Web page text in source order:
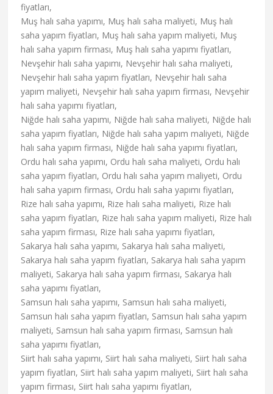
fiyatları,
Muş halı saha yapımı, Muş halı saha maliyeti, Muş halı
saha yapım fiyatları, Muş halı saha yapım maliyeti, Muş
halı saha yapım firması, Muş halı saha yapımı fiyatları,
Nevşehir halı saha yapımı, Nevşehir halı saha maliyeti,
Nevşehir halı saha yapım fiyatları, Nevşehir halı saha
yapım maliyeti, Nevşehir halı saha yapım firması, Nevşehir
halı saha yapımı fiyatları,
Niğde halı saha yapımı, Niğde halı saha maliyeti, Niğde halı
saha yapım fiyatları, Niğde halı saha yapım maliyeti, Niğde
halı saha yapım firması, Niğde halı saha yapımı fiyatları,
Ordu halı saha yapımı, Ordu halı saha maliyeti, Ordu halı
saha yapım fiyatları, Ordu halı saha yapım maliyeti, Ordu
halı saha yapım firması, Ordu halı saha yapımı fiyatları,
Rize halı saha yapımı, Rize halı saha maliyeti, Rize halı
saha yapım fiyatları, Rize halı saha yapım maliyeti, Rize halı
saha yapım firması, Rize halı saha yapımı fiyatları,
Sakarya halı saha yapımı, Sakarya halı saha maliyeti,
Sakarya halı saha yapım fiyatları, Sakarya halı saha yapım
maliyeti, Sakarya halı saha yapım firması, Sakarya halı
saha yapımı fiyatları,
Samsun halı saha yapımı, Samsun halı saha maliyeti,
Samsun halı saha yapım fiyatları, Samsun halı saha yapım
maliyeti, Samsun halı saha yapım firması, Samsun halı
saha yapımı fiyatları,
Siirt halı saha yapımı, Siirt halı saha maliyeti, Siirt halı saha
yapım fiyatları, Siirt halı saha yapım maliyeti, Siirt halı saha
yapım firması, Siirt halı saha yapımı fiyatları,